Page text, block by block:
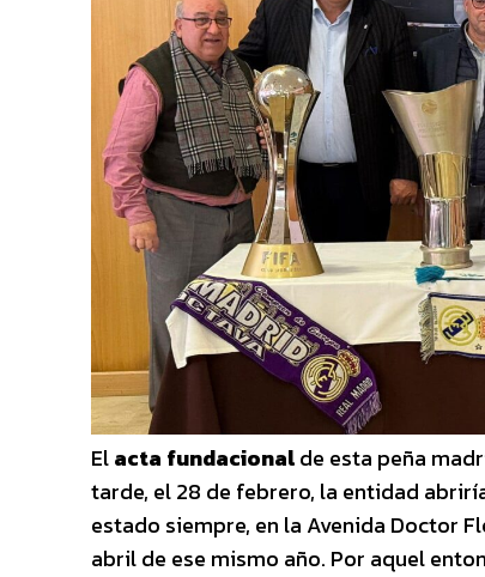
Elacta fundacionalde esta peña
tarde, el 28 de febrero, la entidad
estado siempre, en la Avenida Doctor
abril de ese mismo año. Por aquel